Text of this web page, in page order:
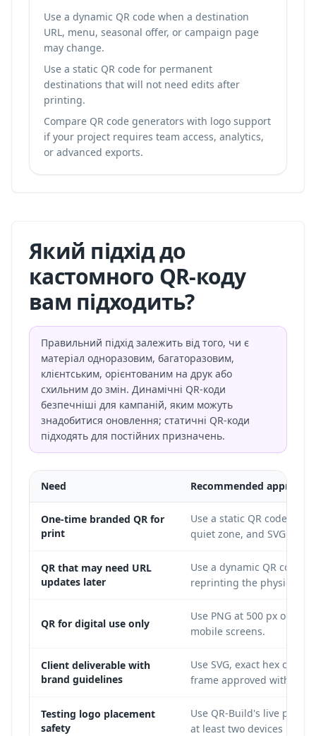
Use a dynamic QR code when a destination
URL, menu, seasonal offer, or campaign page
may change.
Use a static QR code for permanent
destinations that will not need edits after
printing.
Compare QR code generators with logo support
if your project requires team access, analytics,
or advanced exports.
Який підхід до
кастомного QR-коду
вам підходить?
Правильний підхід залежить від того, чи є
матеріал одноразовим, багаторазовим,
клієнтським, орієнтованим на друк або
схильним до змін. Динамічні QR-коди
безпечніші для кампаній, яким можуть
знадобитися оновлення; статичні QR-коди
підходять для постійних призначень.
Need Recommended approach
One-time branded QR for
print
Use a static QR code
quiet zone, and SVG
QR that may need URL
updates later
Use a dynamic QR code
reprinting the physical
QR for digital use only
Use PNG at 500 px or
mobile screens.
Client deliverable with
brand guidelines
Use SVG, exact hex color
frame approved with the
Testing logo placement
safety
Use QR-Build's live
at least two devices